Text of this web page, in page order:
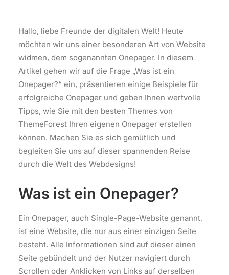
Hallo, liebe Freunde der digitalen Welt! Heute
möchten wir uns einer besonderen Art von Website
widmen, dem sogenannten Onepager. In diesem
Artikel gehen wir auf die Frage „Was ist ein
Onepager?“ ein, präsentieren einige Beispiele für
erfolgreiche Onepager und geben Ihnen wertvolle
Tipps, wie Sie mit den besten Themes von
ThemeForest Ihren eigenen Onepager erstellen
können. Machen Sie es sich gemütlich und
begleiten Sie uns auf dieser spannenden Reise
durch die Welt des Webdesigns!
Was ist ein Onepager?
Ein Onepager, auch Single-Page-Website genannt,
ist eine Website, die nur aus einer einzigen Seite
besteht. Alle Informationen sind auf dieser einen
Seite gebündelt und der Nutzer navigiert durch
Scrollen oder Anklicken von Links auf derselben